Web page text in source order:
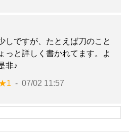
しですが、たとえば刀のこと
っと詳しく書かれてます。よ
非♪
07/02 11:57